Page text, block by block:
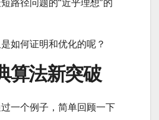
如何证明和优化的呢？
算法新突破
一个例子，简单回顾一下